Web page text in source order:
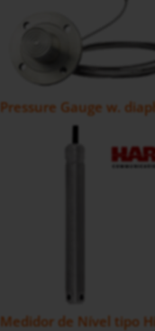
Pressure Gauge w.
Medidor de Nível tipo